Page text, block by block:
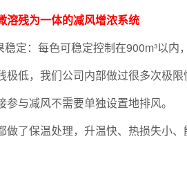
溶残为一体的减风增浓系统
稳定：每色可稳定控制在900m³以
极低，我们公司内部做过很多次极
参与减风不需要单独设置地排风。
做了保温处理，升温快、热损失小